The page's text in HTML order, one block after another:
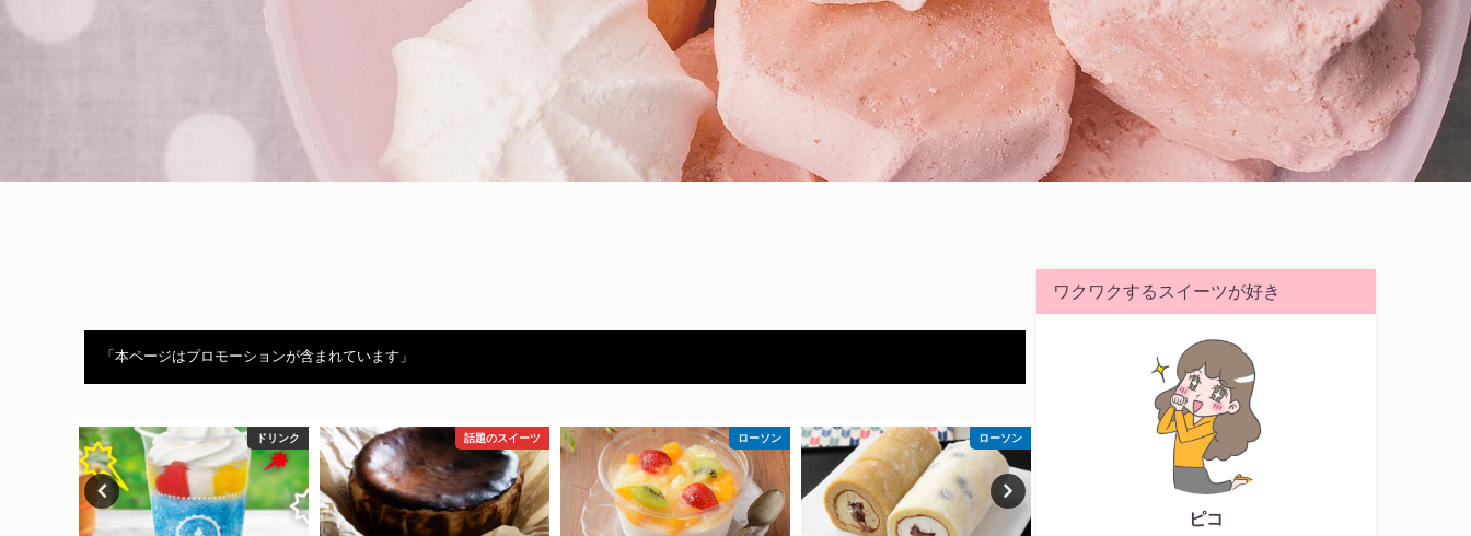
「本ページはプロモーションが含まれています」
話題のスイーツ ローソン ローソン セブンイレブン ファミリーマート
ワクワクするスイーツが好き
ピコ